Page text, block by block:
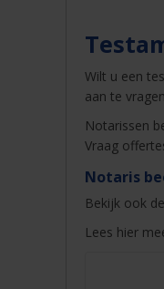
Wilt u een
aan te
Notarissen
Vraag
Notaris
Bekijk ook
Lees hier